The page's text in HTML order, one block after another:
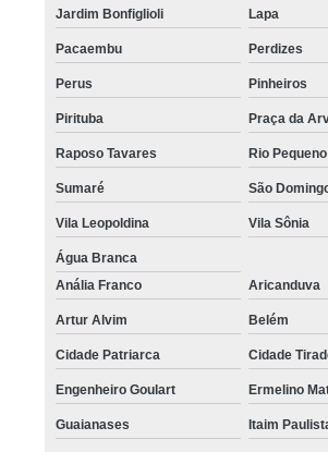
onde fazer nano pigmentação na barba Ibirapuera
nano pigmentação no cabelo valor Sumaré
nano pigmentação na barba Embu Guaçú
nano micropigmentação de barba Parque São
clinica que faz nano pigmentação capilar
nano pigmentação capilar Grajau
nano micro capilar valor Jardim Europa
nano pigmentação da barba Jabaquara
nano micropigmentação capilar preço Ferraz de
nano pigmentação cabelo Moema
Jardim Bonfiglioli Lapa
Pacaembu Perdizes
Perus Pinheiros
Pirituba Praça da
Raposo Tavares Rio Pequeno
Sumaré São
Vila Leopoldina Vila Sônia
Água Branca
Anália Franco
Aricanduva
Artur Alvim Belém
Cidade Patriarca Cidade
Engenheiro Goulart Ermelino
Guaianases Itaim